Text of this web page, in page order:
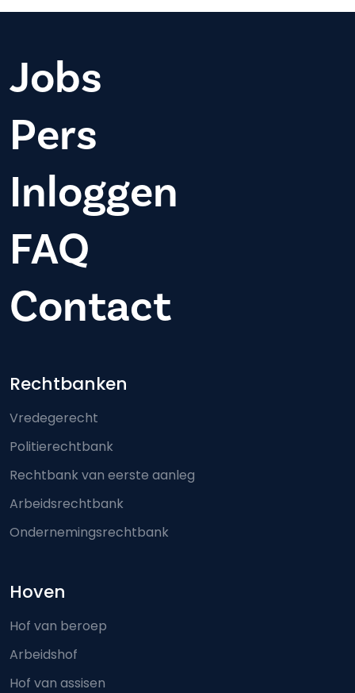
Jobs
Pers
Inloggen
FAQ
Contact
Footer-menu
Rechtbanken
Vredegerecht
Politierechtbank
Rechtbank van eerste aanleg
Arbeidsrechtbank
Ondernemingsrechtbank
Hoven
Hof van beroep
Arbeidshof
Hof van assisen